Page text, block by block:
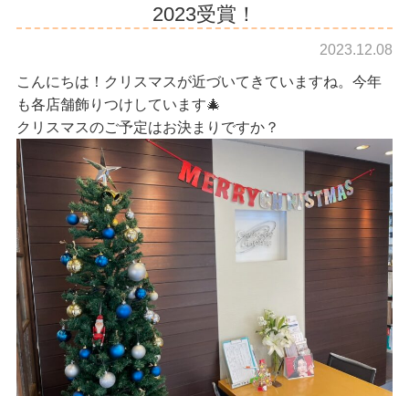
2023受賞！
2023.12.08
こんにちは！クリスマスが近づいてきていますね。今年
も各店舗飾りつけしています🎄
クリスマスのご予定はお決まりですか？